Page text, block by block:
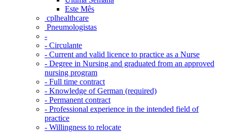
Este Mês
‎ cplhealthcare‬
Pneumologistas
-
- Circulante
- Current and valid licence to practice as a Nurse
- Degree in Nursing and graduated from an approved
nursing program
- Full time contract
- Knowledge of German (required)
- Permanent contract
- Professional experience in the intended field of
practice
- Willingness to relocate